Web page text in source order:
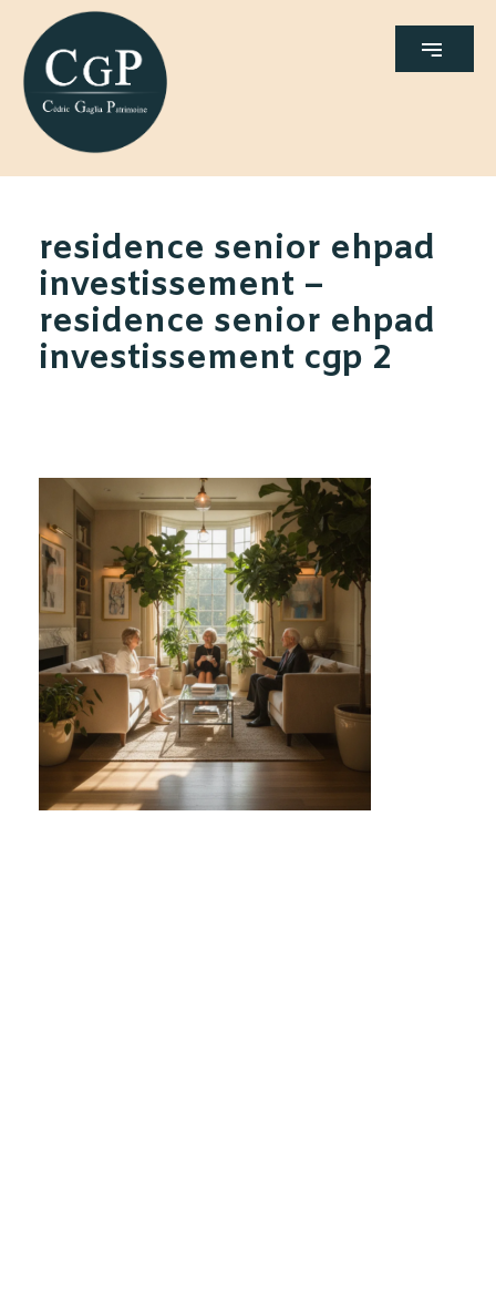
residence senior ehpad
investissement –
residence senior ehpad
investissement cgp 2